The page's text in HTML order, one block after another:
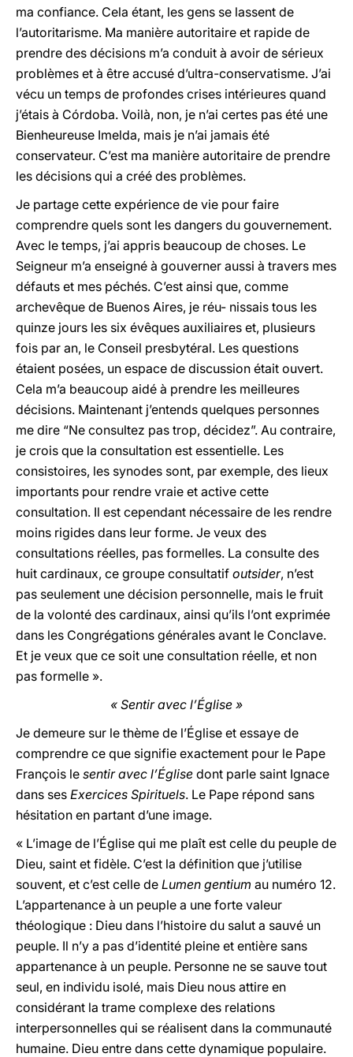
ma confiance. Cela étant, les gens se lassent de
l’autoritarisme. Ma manière autoritaire et rapide de
prendre des décisions m’a conduit à avoir de sérieux
problèmes et à être accusé d’ultra-conservatisme. J’ai
vécu un temps de profondes crises intérieures quand
j’étais à Córdoba. Voilà, non, je n’ai certes pas été une
Bienheureuse Imelda, mais je n’ai jamais été
conservateur. C’est ma manière autoritaire de prendre
les décisions qui a créé des problèmes.
Je partage cette expérience de vie pour faire
comprendre quels sont les dangers du gouvernement.
Avec le temps, j’ai appris beaucoup de choses. Le
Seigneur m’a enseigné à gouverner aussi à travers mes
défauts et mes péchés. C’est ainsi que, comme
archevêque de Buenos Aires, je réu- nissais tous les
quinze jours les six évêques auxiliaires et, plusieurs
fois par an, le Conseil presbytéral. Les questions
étaient posées, un espace de discussion était ouvert.
Cela m’a beaucoup aidé à prendre les meilleures
décisions. Maintenant j’entends quelques personnes
me dire “Ne consultez pas trop, décidez”. Au contraire,
je crois que la consultation est essentielle. Les
consistoires, les synodes sont, par exemple, des lieux
importants pour rendre vraie et active cette
consultation. Il est cependant nécessaire de les rendre
moins rigides dans leur forme. Je veux des
consultations réelles, pas formelles. La consulte des
huit cardinaux, ce groupe consultatif outsider, n’est
pas seulement une décision personnelle, mais le fruit
de la volonté des cardinaux, ainsi qu’ils l’ont exprimée
dans les Congrégations générales avant le Conclave.
Et je veux que ce soit une consultation réelle, et non
pas formelle ».
« Sentir avec l’Église »
Je demeure sur le thème de l’Église et essaye de
comprendre ce que signifie exactement pour le Pape
François le sentir avec l’Église dont parle saint Ignace
dans ses Exercices Spirituels. Le Pape répond sans
hésitation en partant d’une image.
« L’image de l’Église qui me plaît est celle du peuple de
Dieu, saint et fidèle. C’est la définition que j’utilise
souvent, et c’est celle de Lumen gentium au numéro 12.
L’appartenance à un peuple a une forte valeur
théologique : Dieu dans l’histoire du salut a sauvé un
peuple. Il n’y a pas d’identité pleine et entière sans
appartenance à un peuple. Personne ne se sauve tout
seul, en individu isolé, mais Dieu nous attire en
considérant la trame complexe des relations
interpersonnelles qui se réalisent dans la communauté
humaine. Dieu entre dans cette dynamique populaire.